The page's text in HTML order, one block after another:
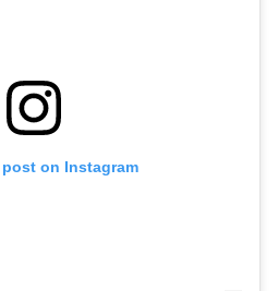
on Instagram